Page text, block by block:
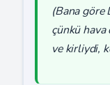
(Bana göre
çünkü
ve kirliydi,